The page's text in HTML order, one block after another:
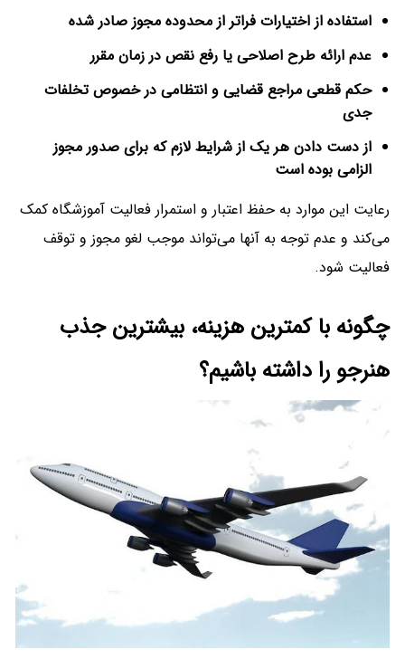
استفاده از اختیارات فراتر از محدوده مجوز صادر شده
عدم ارائه طرح اصلاحی یا رفع نقص در زمان مقرر
حکم قطعی مراجع قضایی و انتظامی در خصوص تخلفات
جدی
از دست دادن هر یک از شرایط لازم که برای صدور مجوز
الزامی بوده است
رعایت این موارد به حفظ اعتبار و استمرار فعالیت آموزشگاه کمک
می‌کند و عدم توجه به آنها می‌تواند موجب لغو مجوز و توقف
فعالیت شود.
چگونه با کمترین هزینه، بیشترین جذب
هنرجو را داشته باشیم؟